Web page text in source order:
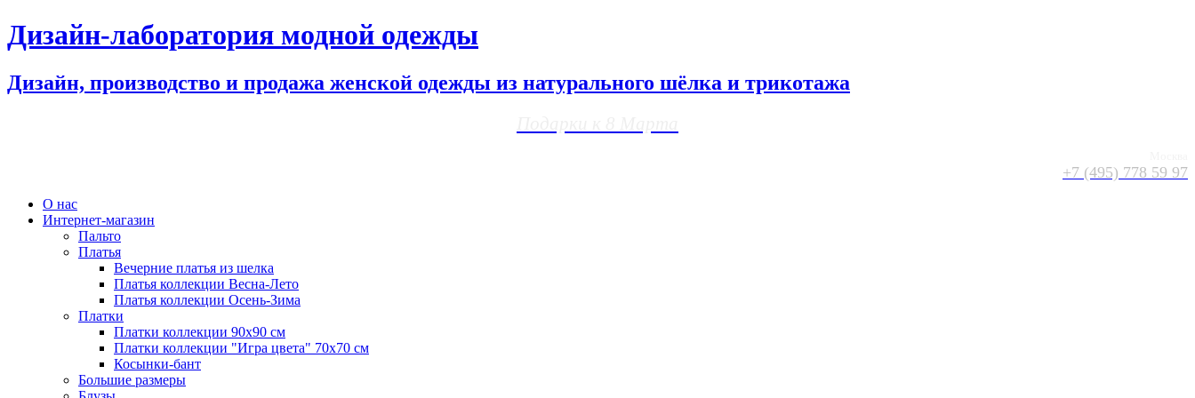
Дизайн-лаборатория модной одежды
Дизайн, производство и продажа женской одежды из натурального шёлка и трикотажа
+7 (495) 778 59 97
О нас
Интернет-магазин
Пальто
Платья
Вечерние платья из шелка
Платья коллекции Весна-Лето
Платья коллекции Осень-Зима
Платки
Платки коллекции 90х90 см
Платки коллекции "Игра цвета" 70х70 см
Косынки-бант
Большие размеры